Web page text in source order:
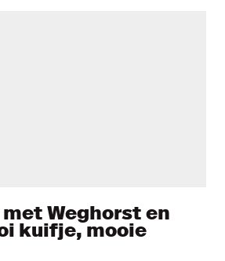
Weghorst en
kuifje, mooie